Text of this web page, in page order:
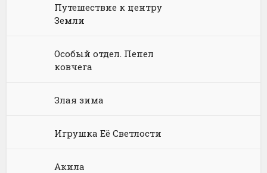
Путешествие к центру
Земли
Особый отдел. Пепел
ковчега
Злая зима
Игрушка Её Светлости
Акила